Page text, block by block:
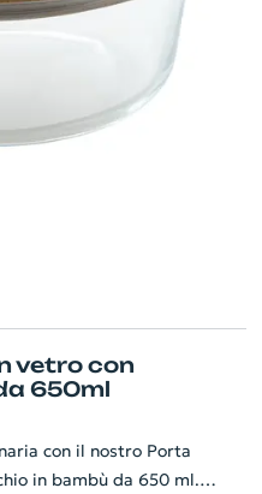
vetro con
650ml
con il nostro Porta
in bambù da 650 ml.